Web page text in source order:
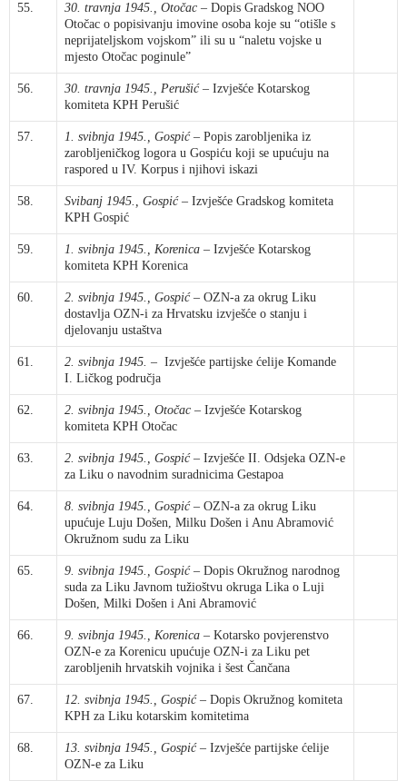
55. 30. travnja 1945., Otočac – Dopis Gradskog NOO
Otočac o popisivanju imovine osoba koje su “otišle s
neprijateljskom vojskom” ili su u “naletu vojske u
mjesto Otočac poginule”
56. 30. travnja 1945., Perušić – Izvješće Kotarskog
komiteta KPH Perušić
57. 1. svibnja 1945., Gospić – Popis zarobljenika iz
zarobljeničkog logora u Gospiću koji se upućuju na
raspored u IV. Korpus i njihovi iskazi
58. Svibanj 1945., Gospić – Izvješće Gradskog komiteta
KPH Gospić
59. 1. svibnja 1945., Korenica – Izvješće Kotarskog
komiteta KPH Korenica
60. 2. svibnja 1945., Gospić – OZN-a za okrug Liku
dostavlja OZN-i za Hrvatsku izvješće o stanju i
djelovanju ustaštva
61. 2. svibnja 1945. – Izvješće partijske ćelije Komande
I. Ličkog područja
62. 2. svibnja 1945., Otočac – Izvješće Kotarskog
komiteta KPH Otočac
63. 2. svibnja 1945., Gospić – Izvješće II. Odsjeka OZN-e
za Liku o navodnim suradnicima Gestapoa
64. 8. svibnja 1945., Gospić – OZN-a za okrug Liku
upućuje Luju Došen, Milku Došen i Anu Abramović
Okružnom sudu za Liku
65. 9. svibnja 1945., Gospić – Dopis Okružnog narodnog
suda za Liku Javnom tužioštvu okruga Lika o Luji
Došen, Milki Došen i Ani Abramović
66. 9. svibnja 1945., Korenica – Kotarsko povjerenstvo
OZN-e za Korenicu upućuje OZN-i za Liku pet
zarobljenih hrvatskih vojnika i šest Čančana
67. 12. svibnja 1945., Gospić – Dopis Okružnog komiteta
KPH za Liku kotarskim komitetima
68. 13. svibnja 1945., Gospić – Izvješće partijske ćelije
OZN-e za Liku